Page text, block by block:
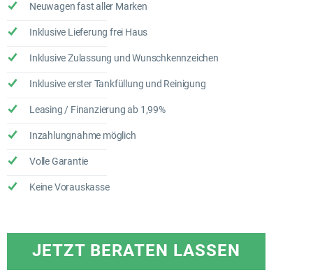
Neuwagen fast aller Marken
Inklusive Lieferung frei Haus
Inklusive Zulassung und Wunschkennzeichen
Inklusive erster Tankfüllung und Reinigung
Leasing / Finanzierung ab 1,99%
Inzahlungnahme möglich
Volle Garantie
Keine Vorauskasse
JETZT BERATEN LASSEN